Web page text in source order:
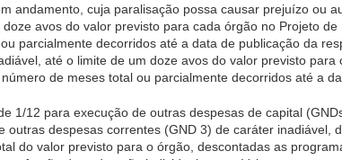
andamento, cuja paralisação possa causar prejuízo ou
avos do valor previsto para cada órgão no Projeto de
parcialmente decorridos até a data de publicação da
até o limite de um doze avos do valor previsto para
de meses total ou parcialmente decorridos até a
1/12 para execução de outras despesas de capital
despesas correntes (GND 3) de caráter inadiável,
do valor previsto para o órgão, descontadas as